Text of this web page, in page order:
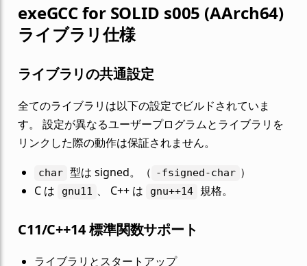
exeGCC for SOLID s005 (AArch64)
ライブラリ仕様
ライブラリの共通設定
全てのライブラリは以下の設定でビルドされていま
す。 設定が異なるユーザープログラムとライブラリを
リンクした際の動作は保証されません。
char 型は signed。（ -fsigned-char ）
C は
gnu11 、 C++ は gnu++14 規格。
C11/C++14 標準関数サポート
ライブラリとスタートアップ